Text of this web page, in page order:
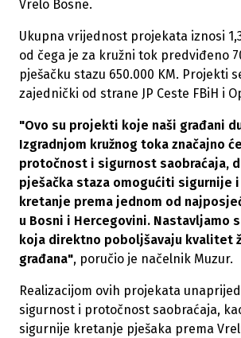
Vrelo Bosne.
Ukupna vrijednost projekata iznosi
od čega je za kružni tok predviđeno
pješačku stazu 650.000 KM. Projekti
zajednički od strane JP Ceste FBiH i
"Ovo su projekti koje naši građani
Izgradnjom kružnog toka značajno
protočnost i sigurnost saobraćaja,
pješačka staza omogućiti sigurnije
kretanje prema jednom od
u Bosni i Hercegovini. Nastavljamo
koja direktno poboljšavaju kvalitet
građana", poručio je načelnik Muzur.
Realizacijom ovih projekata
sigurnost i protočnost saobraćaja,
sigurnije kretanje pješaka prema